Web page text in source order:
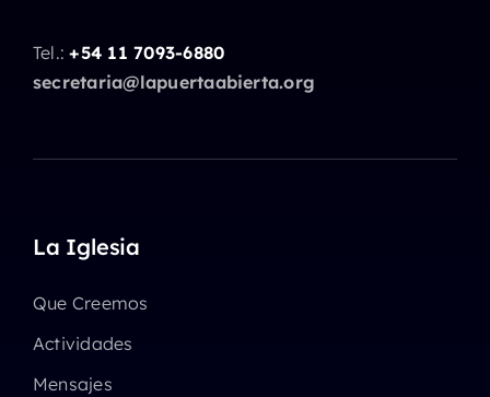
Tel.:+54 11 7093-6880
secretaria@lapuertaabierta.org
La Iglesia
Que Creemos
Actividades
Mensajes